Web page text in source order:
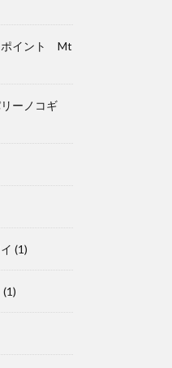
ポイント Mt
ーノコギ
(1)
(1)